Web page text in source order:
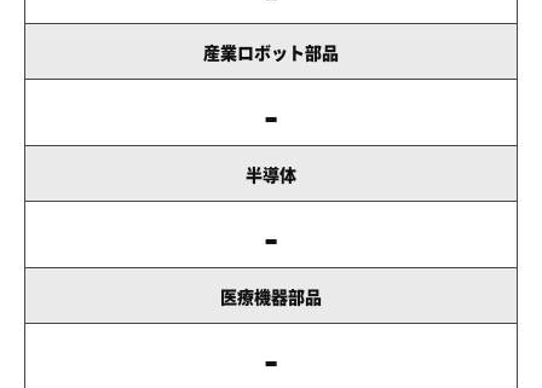
産業ロボット部品
-
半導体
-
医療機器部品
-